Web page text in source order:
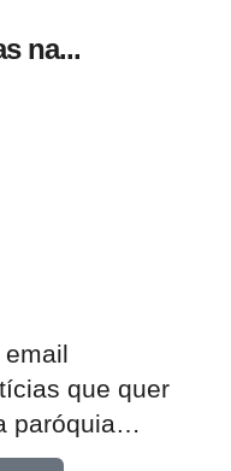
na...
que quer
paróquia